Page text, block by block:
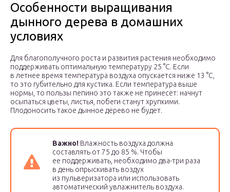
Особенности выращивания
дынного дерева в домашних
условиях
Для благополучного роста и развития растения необходимо
поддерживать оптимальную температуру 25 °С. Если
в летнее время температура воздуха опускается ниже 13 °С,
то это губительно для кустика. Если температура выше
нормы, то пользы пепино это также не принесёт: начнут
осыпаться цветы, листья, побеги станут хрупкими.
Плодоносить такое дынное дерево не будет.
Важно! Влажность воздуха должна
составлять от 75 до 85 %. Чтобы
ее поддерживать, необходимо два-три раза
в день опрыскивать воздух
из пульверизатора или использовать
автоматический увлажнитель воздуха.